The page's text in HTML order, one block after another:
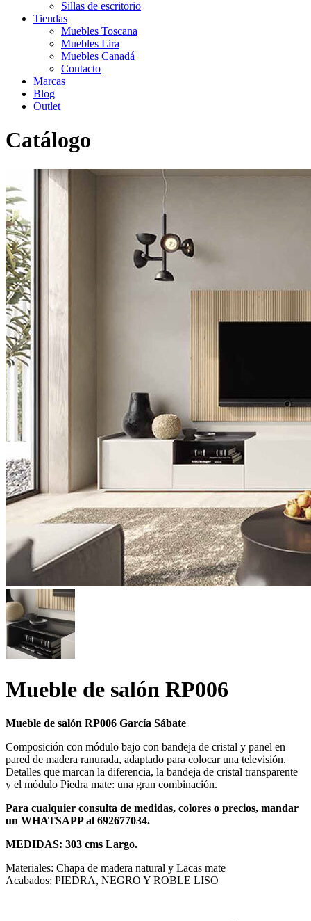
Sillas de escritorio
Tiendas
Muebles Toscana
Muebles Lira
Muebles Canadá
Contacto
Marcas
Blog
Outlet
Catálogo
>Catálogo >Salón > Salon moderno
Mueble de salón
RP006
Mueble de salón RP006
Mueble de salón RP006 García Sábate
Composición con módulo bajo con bandeja de cristal y panel en
pared de madera ranurada, adaptado para colocar una televisión.
Detalles que marcan la diferencia, la bandeja de cristal transparente
y el módulo Piedra mate: una gran combinación.
Para cualquier consulta de medidas, colores o precios, mandar
un WHATSAPP al 692677034.
MEDIDAS: 303 cms Largo.
Materiales: Chapa de madera natural y Lacas mate
Acabados: PIEDRA, NEGRO Y ROBLE LISO